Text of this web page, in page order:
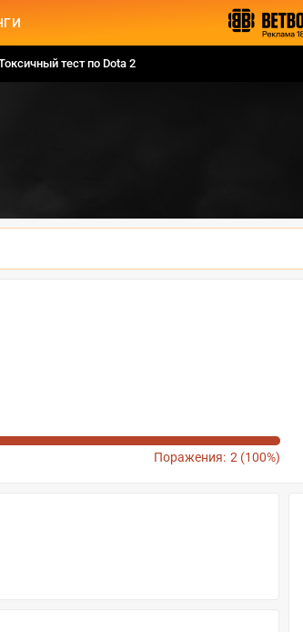
тест по Dota 2
Поражения: 2 (100%)